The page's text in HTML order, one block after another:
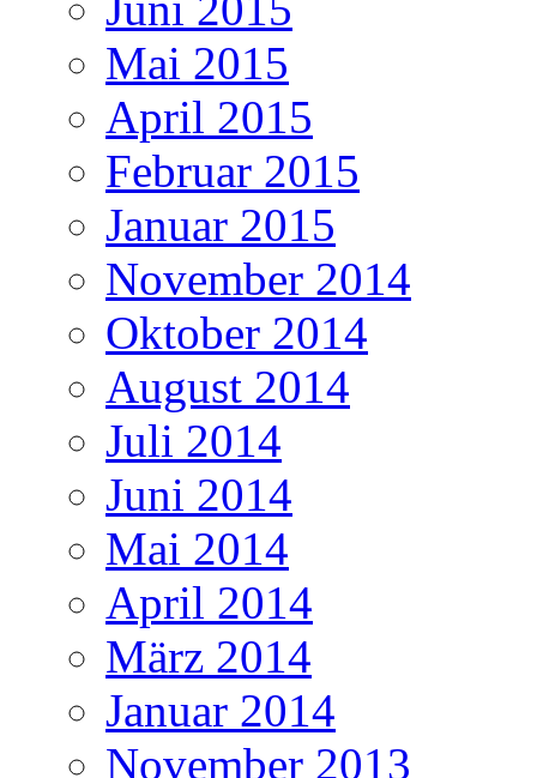
Mai 2015
April 2015
Februar 2015
Januar 2015
November 2014
Oktober 2014
August 2014
Juli 2014
Juni 2014
Mai 2014
April 2014
März 2014
Januar 2014
November 2013